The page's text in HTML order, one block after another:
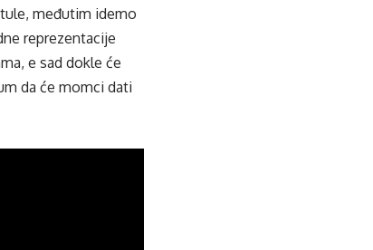
međutim idemo
reprezentacije
e sad dokle će
da će momci dati